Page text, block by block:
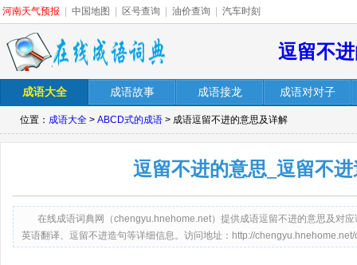
河南天气预报 中国地图 区号查询 油价查询 汽车时刻
逗留不
成语大全 成语故事 成语接龙 成语对对子
位置： 成语大全 > ABCD式的成语 > 成语逗留不进的意思及详解
逗留不进的意思_逗留不
在线成语词典网（chengyu.hnehome.net）提供成语逗留不进的意思及对
英语翻译、逗留不进造句等详细信息。访问地址：http://